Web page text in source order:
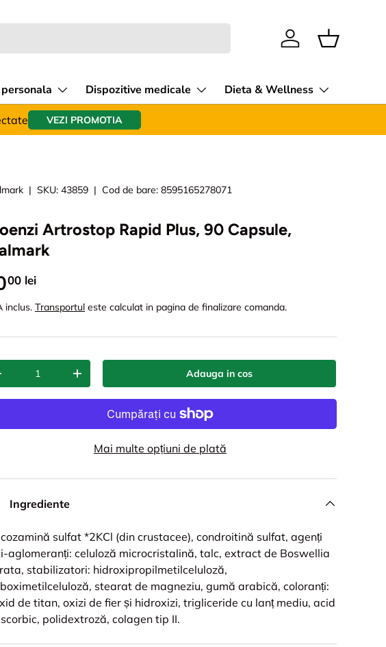
Intra in cont
Cos
Dispozitive medicale Dieta & Wellness
VEZI PROMOTIA
| SKU: 43859 | Cod de bare: 8595165278071
Artrostop Rapid Plus, 90 Capsule,
00 lei
inclus. Transportul este calculat in pagina de finalizare comanda.
+ Adauga in cos
Mai multe opțiuni de plată
Ingrediente
sulfat *2KCl (din crustacee), condroitină sulfat, agenți
aglomeranți: celuloză microcristalină, talc, extract de Boswellia
stabilizatori: hidroxipropilmetilceluloză,
stearat de magneziu, gumă arabică, coloranți:
de titan, oxizi de fier și hidroxizi, trigliceride cu lanț mediu, acid
polidextroză, colagen tip II.